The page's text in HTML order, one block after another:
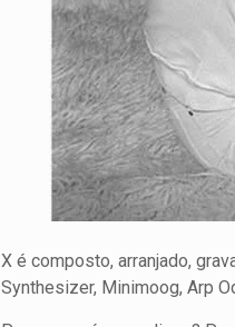
X é composto, arranjado,
Synthesizer, Minimoog, Arp